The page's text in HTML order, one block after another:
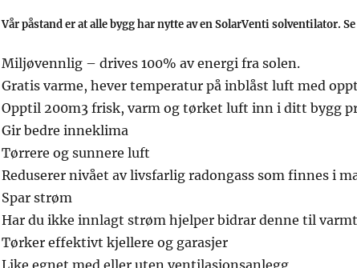
Vår påstand er at alle bygg har nytte av en SolarVenti solventilator.
Miljøvennlig – drives 100% av energi fra solen.
Gratis varme, hever temperatur på inblåst luft med
Opptil 200m3 frisk, varm og tørket luft inn i ditt bygg
Gir bedre inneklima
Tørrere og sunnere luft
Reduserer nivået av livsfarlig radongass som finnes i
Spar strøm
Har du ikke innlagt strøm hjelper bidrar denne til
Tørker effektivt kjellere og garasjer
Like egnet med eller uten ventilasjonsanlegg